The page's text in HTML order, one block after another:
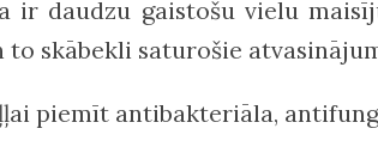
ir daudzu gaistošu vielu
skābekli saturošie
piemīt antibakteriāla,